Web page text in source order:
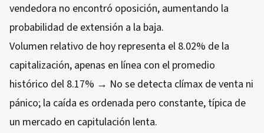
vendedora no encontró oposición, aumentando la
probabilidad de extensión a la baja.
Volumen relativo de hoy representa el 8.02% de la
capitalización, apenas en línea con el promedio
histórico del 8.17% → No se detecta clímax de venta ni
pánico; la caída es ordenada pero constante, típica de
un mercado en capitulación lenta.